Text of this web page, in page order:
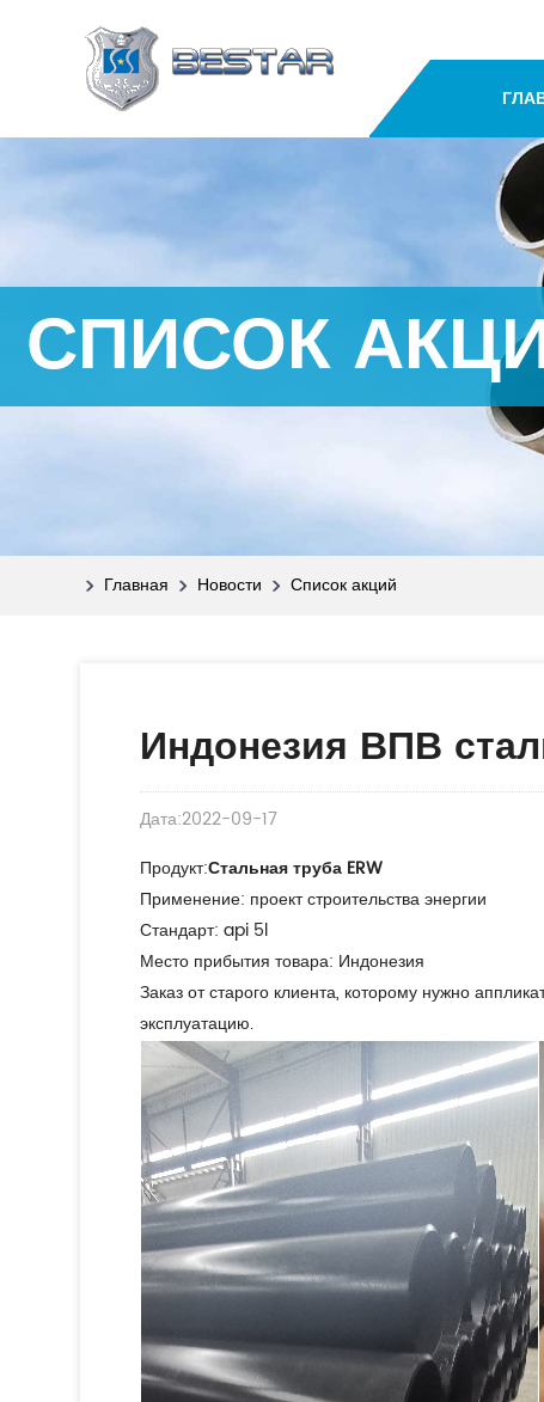
СПИСОК
Главная Новости Список акций
Индонезия ВПВ
Дата:2022-09-17
Продукт:Стальная труба ERW
Применение: проект строительства энергии
Стандарт: api 5l
Место прибытия товара: Индонезия
Заказ от старого клиента, которому нужно
эксплуатацию.